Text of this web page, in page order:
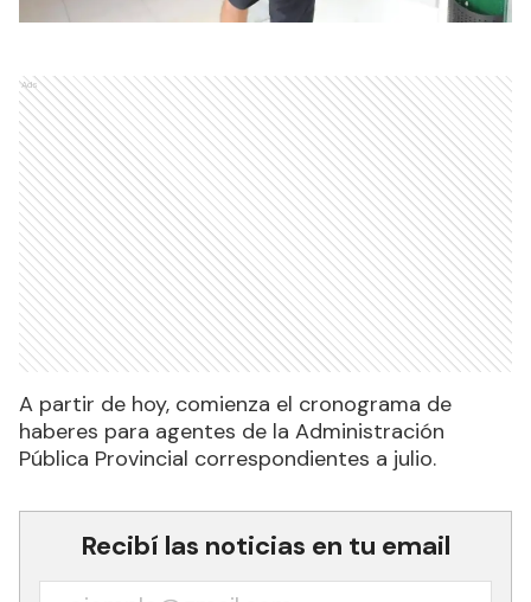
Ads
A partir de hoy, comienza el cronograma de
haberes para agentes de la Administración
Pública Provincial correspondientes a julio.
Recibí las noticias en tu email